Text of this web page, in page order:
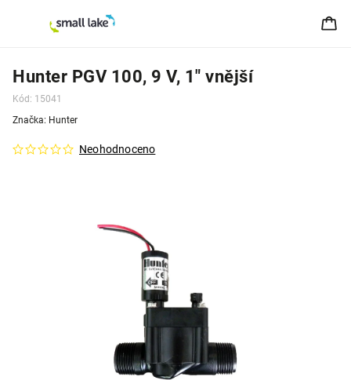
Hunter PGV 100, 9 V, 1" vnější
Kód: 15041
Neohodnoceno
Značka: Hunter